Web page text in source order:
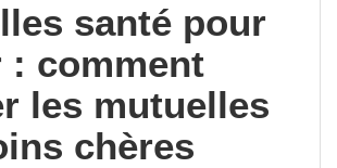
santé pour
: comment
les mutuelles
chères